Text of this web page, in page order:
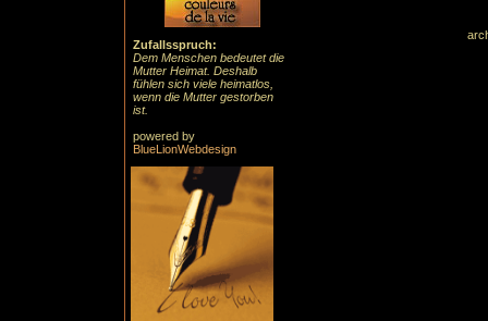
Zufallsspruch:
Dem Menschen bedeutet die
Mutter Heimat. Deshalb
fühlen sich viele heimatlos,
wenn die Mutter gestorben
ist.
powered by
BlueLionWebdesign